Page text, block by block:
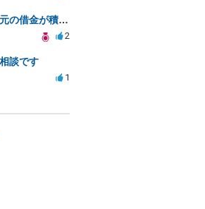
詐欺被害でできた借金と元の借金が積み重なり返済困難
2
談です
1